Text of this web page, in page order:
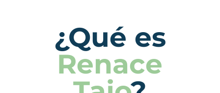
¿Qué es
Renace